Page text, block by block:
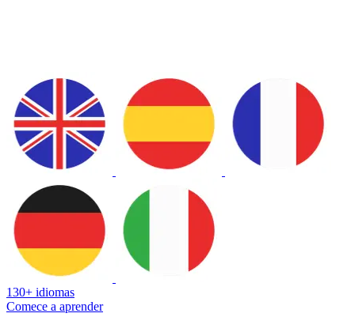
130+ idiomas
Comece a aprender